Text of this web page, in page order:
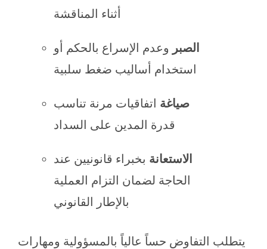
أثناء المناقشة
الصبر وعدم الإسراع بالحكم أو
استخدام أساليب ضغط سلبية
صياغة اتفاقيات مرنة تناسب
قدرة المدين على السداد
الاستعانة بخبراء قانونيين عند
الحاجة لضمان التزام العملية
بالإطار القانوني
يتطلب التفاوض حساً عالياً بالمسؤولية ومهارات